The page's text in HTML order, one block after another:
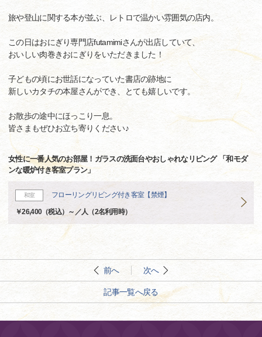
旅や登山に関する本が並ぶ、レトロで温かい雰囲気の店内。
この日はおにぎり専門店futamimiさんが出店していて、
おいしい肉巻きおにぎりをいただきました！
子どもの頃にお世話になっていた書店の跡地に
新しいカタチの本屋さんができ、とても嬉しいです。
お散歩の途中にほっこり一息。
皆さまもぜひお立ち寄りください♪
女性に一番人気のお部屋！ガラスの洗面台やおしゃれなリビング 「和モダ
ンな暖炉付き客室プラン」
和室 フローリングリビング付き客室【禁煙】
￥26,400（税込）～／人（2名利用時）
前へ 次へ
記事一覧へ戻る